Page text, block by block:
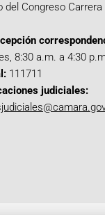
del Congreso
8:30 a.m. a 4:30
111711
judiciales: